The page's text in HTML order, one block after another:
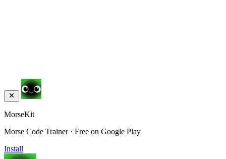
MorseKit
Morse Code Trainer · Free on Google Play
Install